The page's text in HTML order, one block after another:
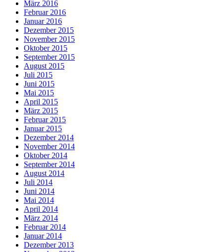
März 2016
Februar 2016
Januar 2016
Dezember 2015
November 2015
Oktober 2015
September 2015
August 2015
Juli 2015
Juni 2015
Mai 2015
April 2015
März 2015
Februar 2015
Januar 2015
Dezember 2014
November 2014
Oktober 2014
September 2014
August 2014
Juli 2014
Juni 2014
Mai 2014
April 2014
März 2014
Februar 2014
Januar 2014
Dezember 2013